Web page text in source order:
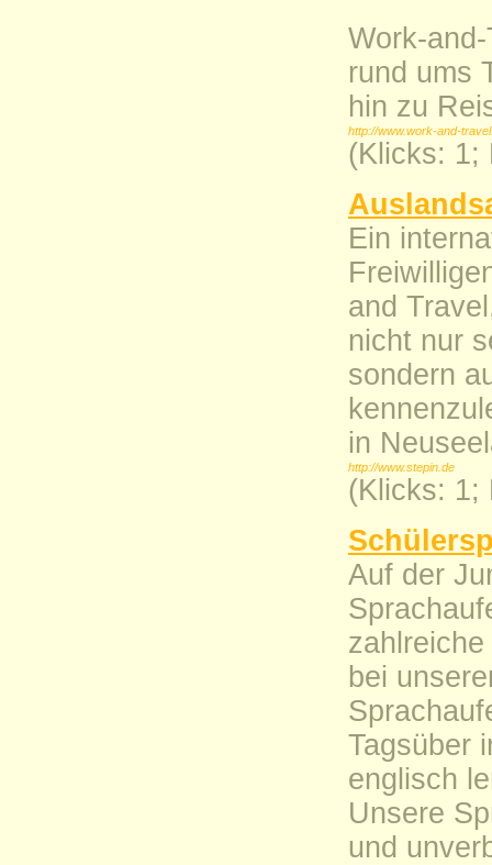
Work-
rund ums
hin zu
http://www.work-and-
(Klicks: 1;
Ein
and
nicht nur
sondern
in
http://www.stepin.de
(Klicks: 1;
Auf der
bei
Tagsüber
englisch
Unsere
und